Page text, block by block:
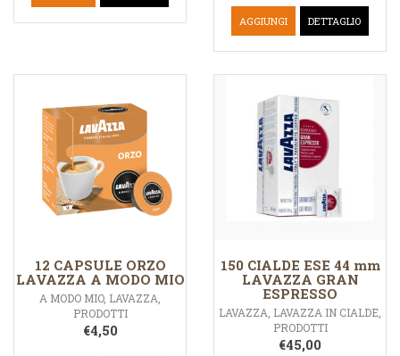
AGGIUNGI DETTAGLIO
12 CAPSULE ORZO
LAVAZZA A MODO MIO
A MODO MIO, LAVAZZA
PRODOTTI
€4,50
150 CIALDE ESE 44 mm
LAVAZZA GRAN
ESPRESSO
LAVAZZA LAVAZZA IN CIALDE
PRODOTTI
€45,00